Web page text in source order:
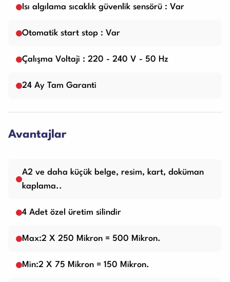
Isı algılama sıcaklık güvenlik sensörü : Var
Otomatik start stop : Var
Çalışma Voltaji : 220 - 240 V - 50 Hz
24 Ay Tam Garanti
Avantajlar
A2 ve daha küçük belge, resim, kart, doküman
kaplama..
4 Adet özel üretim silindir
Max:2 X 250 Mikron = 500 Mikron.
Min:2 X 75 Mikron = 150 Mikron.